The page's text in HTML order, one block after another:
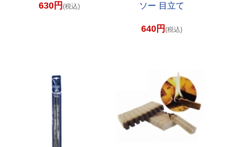
630円(税込)
ソー 目立て
640円(税込)